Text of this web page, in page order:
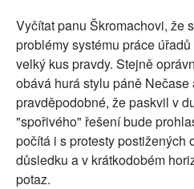
Vyčítat panu Škromachovi, že
problémy systému práce
velký kus pravdy. Stejně
obává hurá stylu páně Nečase
pravděpodobné, že paskvil v
"spořivého" řešení bude
počítá i s protesty postižených
důsledku a v krátkodobém
potaz.